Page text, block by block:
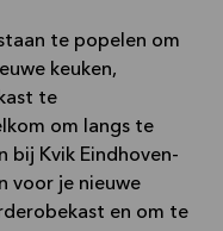
te popelen om
keuken,
te
om langs te
bij Kvik Eindhoven-
voor je nieuwe
en om te